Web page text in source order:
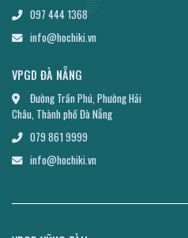
097 444 1368
info@hochiki.vn
VPGD ĐÀ NẴNG
Đường Trần Phú, Phường Hải
Châu, Thành phố Đà Nẵng
079 861 9999
info@hochiki.vn